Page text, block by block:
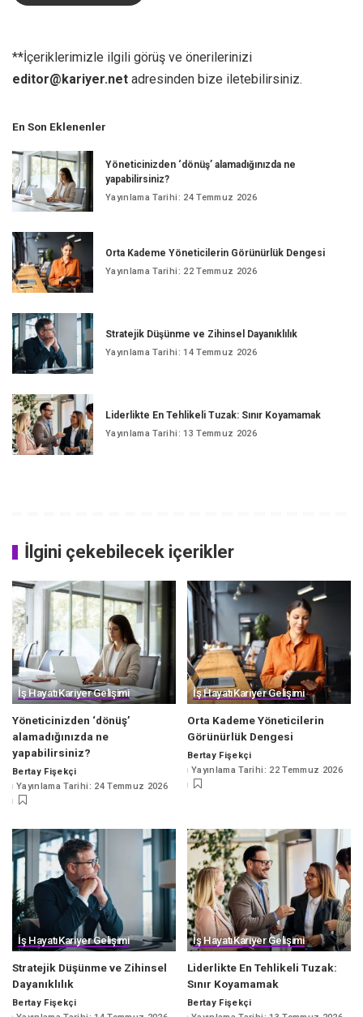
**İçeriklerimizle ilgili görüş ve önerilerinizi
editor@kariyer.net adresinden bize iletebilirsiniz.
En Son Eklenenler
Yöneticinizden ‘dönüş’ alamadığınızda ne
yapabilirsiniz?
Yayınlama Tarihi: 24 Temmuz 2026
Orta Kademe Yöneticilerin Görünürlük Dengesi
Yayınlama Tarihi: 22 Temmuz 2026
Stratejik Düşünme ve Zihinsel Dayanıklılık
Yayınlama Tarihi: 14 Temmuz 2026
Liderlikte En Tehlikeli Tuzak: Sınır Koyamamak
Yayınlama Tarihi: 13 Temmuz 2026
İlgini çekebilecek içerikler
İş HayatıKariyer Gelişimi
Yöneticinizden ‘dönüş’
alamadığınızda ne
yapabilirsiniz?
Posted
by
Bertay Fişekçi
Yayınlama Tarihi: 24 Temmuz 2026
İş HayatıKariyer Gelişimi
Orta Kademe Yöneticilerin
Görünürlük Dengesi
Posted
by
Bertay Fişekçi
Yayınlama Tarihi: 22 Temmuz 2026
İş HayatıKariyer Gelişimi
Stratejik Düşünme ve Zihinsel
Dayanıklılık
Posted
Bertay Fişekçi
İş HayatıKariyer Gelişimi
Liderlikte En Tehlikeli Tuzak:
Sınır Koyamamak
Posted
Bertay Fişekçi